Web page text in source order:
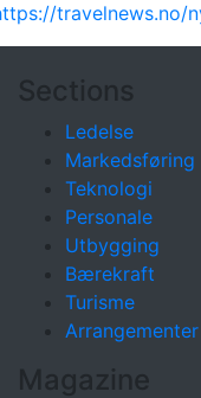
travelnews.no/
Sections
Ledelse
Markedsføring
Teknologi
Personale
Utbygging
Bærekraft
Turisme
Arrangementer
Magazine